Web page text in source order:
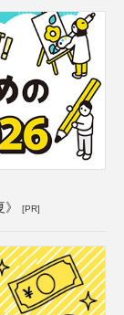
[PR]